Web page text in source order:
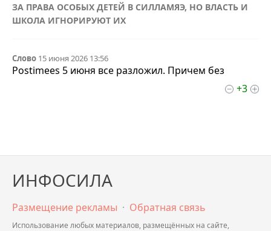
ЗА ПРАВА ОСОБЫХ ДЕТЕЙ В СИЛЛАМЯЭ, НО ВЛАСТЬ И
ШКОЛА ИГНОРИРУЮТ ИХ
Слово 15 июня 2026 13:56
Postimees 5 июня все разложил. Причем без
+3
ИНФОСИЛА
Размещение рекламы · Обратная связь
Использование любых материалов, размещённых на сайте,